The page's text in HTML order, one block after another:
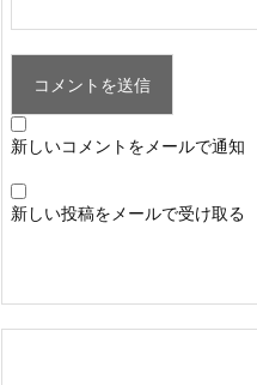
新しいコメントをメールで通知
新しい投稿をメールで受け取る